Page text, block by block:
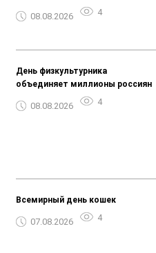
08.08.2026 4
День физкультурника
объединяет миллионы россиян
08.08.2026 4
Всемирный день кошек
07.08.2026 4